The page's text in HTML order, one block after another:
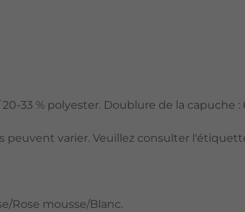
33 % polyester. Doublure de la capuche :
peuvent varier. Veuillez consulter
Rose mousse/Blanc.